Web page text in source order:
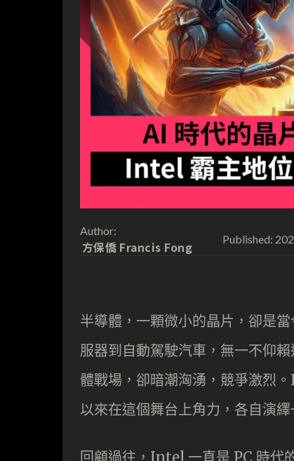
Author:
方保僑 Francis Fong Published:
半導體，一顆微小的晶片，卻是
服器到自動駕駛汽車，無一不仰
體戰場，卻暗潮洶湧，競爭激
以來在這個舞台上角力，各自演
回顧過往，Intel 一直是 PC 時代